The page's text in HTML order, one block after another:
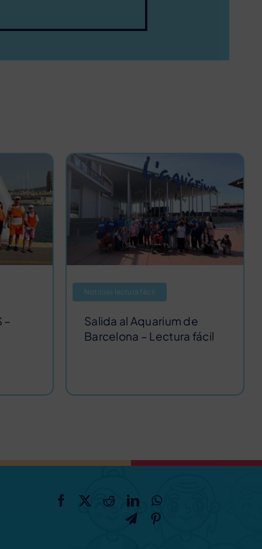
–
Noticias lectura fácil
Salida al Aquarium de
Barcelona – Lectura fácil